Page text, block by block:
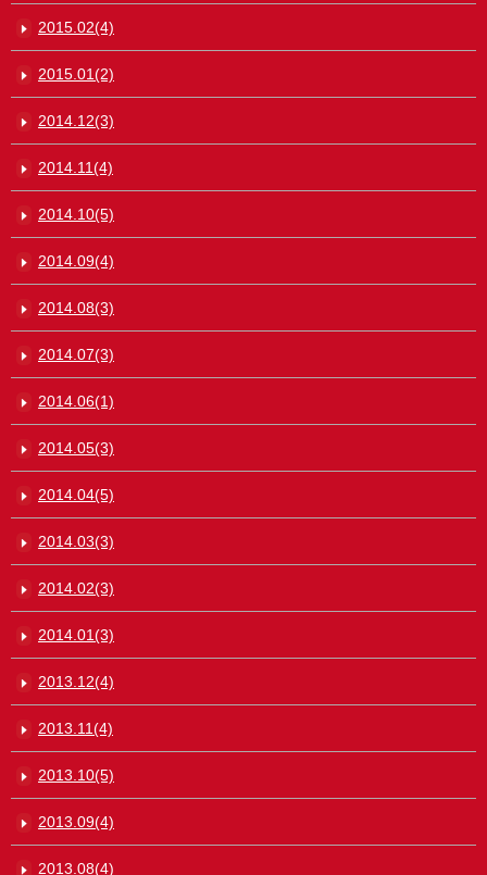
2015.02(4)
2015.01(2)
2014.12(3)
2014.11(4)
2014.10(5)
2014.09(4)
2014.08(3)
2014.07(3)
2014.06(1)
2014.05(3)
2014.04(5)
2014.03(3)
2014.02(3)
2014.01(3)
2013.12(4)
2013.11(4)
2013.10(5)
2013.09(4)
2013.08(4)